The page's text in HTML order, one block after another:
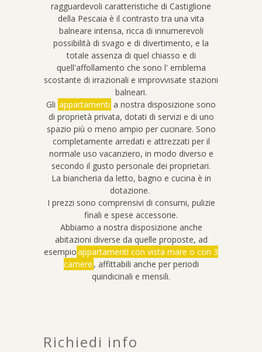
ragguardevoli caratteristiche di Castiglione
della Pescaia è il contrasto tra una vita
balneare intensa, ricca di innumerevoli
possibilità di svago e di divertimento, e la
totale assenza di quel chiasso e di
quell'affollamento che sono l' emblema
scostante di irrazionali e improvvisate stazioni
balneari.
Gli appartamenti a nostra disposizione sono
di proprietà privata, dotati di servizi e di uno
spazio più o meno ampio per cucinare. Sono
completamente arredati e attrezzati per il
normale uso vacanziero, in modo diverso e
secondo il gusto personale dei proprietari.
La biancheria da letto, bagno e cucina è in
dotazione.
I prezzi sono comprensivi di consumi, pulizie
finali e spese accessorie.
Abbiamo a nostra disposizione anche
abitazioni diverse da quelle proposte, ad
esempioappartamenti con vista mare o con 3
camere , affittabili anche per periodi
quindicinali e mensili.
Richiedi info